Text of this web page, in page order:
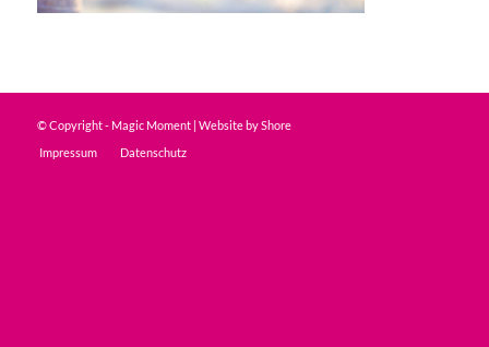
© Copyright - Magic Moment | Website byShore
Impressum
Datenschutz